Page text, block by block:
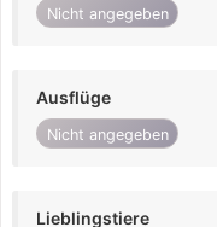
Nicht angegeben
Ausflüge
Nicht angegeben
Lieblingstiere